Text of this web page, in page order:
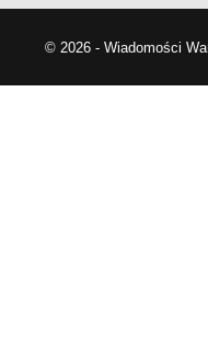
© 2026 - Wiadomości